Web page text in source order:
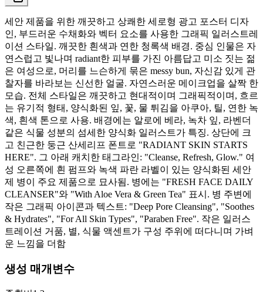
세안 제품을 위한 깨끗하고 상쾌한 세로형 광고 포스터 디자
인, 부드러운 수채화와 벡터 요소를 사용한 그래픽 일러스트레
이션 스타일. 깨끗한 흰색과 연한 청록색 배경. 중심 인물은 자
연스럽고 빛나며 radiant한 피부를 가진 아름답고 미소 짓는 젊
은 여성으로, 머리를 느슨하게 묶은 messy bun, 자신감 있게 관
찰자를 바라보는 신선한 얼굴. 자연스러운 메이크업을 살짝 한
모습. 전체 스타일은 깨끗하고 현대적이며 그래픽적이며, 흐르
는 유기적 형태, 양식화된 잎, 꽃, 물 튀김을 아쿠아, 틸, 연한 녹
색, 흰색 톤으로 사용. 배경에는 알로에 베라, 녹차 잎, 라벤더
같은 식물 성분의 섬세한 양식화 일러스트가 특징. 상단에 크
고 친근한 둥근 산세리프 폰트로 "RADIANT SKIN STARTS
HERE". 그 아래 캐치한 태그라인: "Cleanse, Refresh, Glow." 여
성 오른쪽에 흰 펌프와 녹색 파란 라벨이 있는 양식화된 세안
제 병이 주요 제품으로 묘사됨. 병에는 "FRESH FACE DAILY
CLEANSER"와 "With Aloe Vera & Green Tea" 표시. 병 주변에
작은 그래픽 아이콘과 텍스트: "Deep Pore Cleansing", "Soothes
& Hydrates", "For All Skin Types", "Paraben Free". 작은 일러스
트레이션 거품, 별, 식물 액센트가 구성 주위에 떠다니며 가벼
운 느낌을 더함
생성 매개변수